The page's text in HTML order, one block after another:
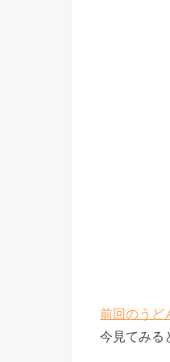
前回のうど
今見てみる